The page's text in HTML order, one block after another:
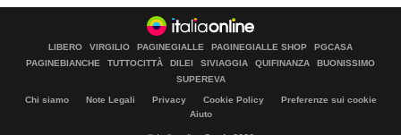
LIBERO VIRGILIO PAGINEGIALLE PAGINEGIALLE SHOP
PGCASA
PAGINEBIANCHE
TUTTOCITTÀ DILEI SIVIAGGIA QUIFINANZA
BUONISSIMO
SUPEREVA
Chi siamo Note Legali Privacy Cookie Policy
Preferenze sui cookie
Aiuto